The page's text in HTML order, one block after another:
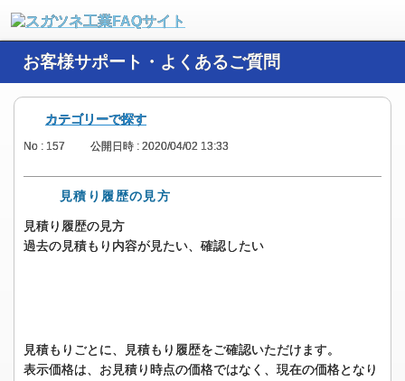
お客様サポート・よくあるご質問
カテゴリーで探す
No : 157 公開日時 : 2020/04/02 13:33
見積り履歴の見方
見積り履歴の見方
過去の見積もり内容が見たい、確認したい
見積もりごとに、見積もり履歴をご確認いただけます。
表示価格は、お見積り時点の価格ではなく、現在の価格となり